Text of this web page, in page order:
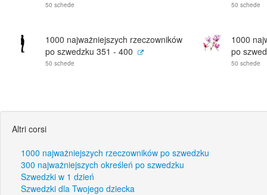
50 schede 50 schede
1000 najważniejszych rzeczowników
po szwedzku 351 - 400
50 schede
1000
po
50 schede
Altri corsi
1000 najważniejszych rzeczowników po szwedzku
300 najważniejszych określeń po szwedzku
Szwedzki w 1 dzień
Szwedzki dla Twojego dziecka